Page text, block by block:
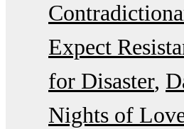
Expect
for Disaster
Nights of